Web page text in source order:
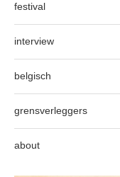
festival
interview
belgisch
grensverleggers
about